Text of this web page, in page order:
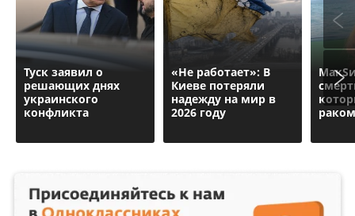
Туск заявил о
решающих днях
украинского
конфликта
«Не работает»: В
Киеве потеряли
надежду на мир в
2026 году
раком